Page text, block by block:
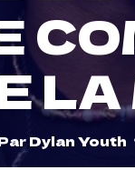
Dylan Youth